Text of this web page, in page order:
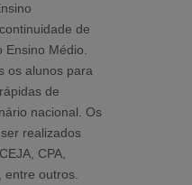
de
Médio.
os alunos para
de
nacional. Os
realizados
CPA,
entre outros.